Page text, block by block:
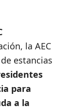
la AEC
estancias
para
a la